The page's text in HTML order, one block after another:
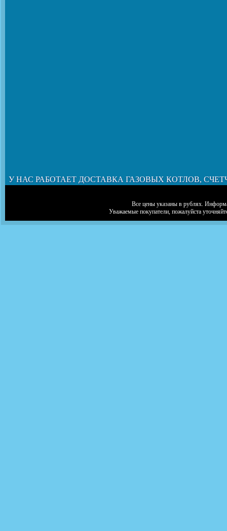
У НАС РАБОТАЕТ ДОСТАВКА ГАЗОВЫХ КОТЛОВ,
Все цены указаны в рублях.
Уважаемые покупатели, пожалуйста